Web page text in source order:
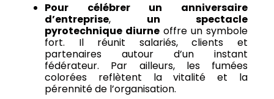
Pour célébrer un anniversaire
d’entreprise, un spectacle
pyrotechnique diurne offre un symbole
fort. Il réunit salariés, clients et
partenaires autour d’un instant
fédérateur. Par ailleurs, les fumées
colorées reflètent la vitalité et la
pérennité de l’organisation.